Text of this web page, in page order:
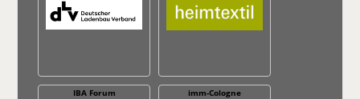
IBA Forum imm-Cologne